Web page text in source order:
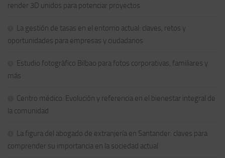
render 3D unidos para potenciar proyectos
La gestión de tasas en el entorno actual: claves, retos y
oportunidades para empresas y ciudadanos
Estudio fotográfico Bilbao para fotos corporativas, familiares y
más
Centro médico: Evolución y referencia en el bienestar integral de
la comunidad
La figura del abogado de extranjería en Santander: claves para
comprender su importancia en la sociedad actual